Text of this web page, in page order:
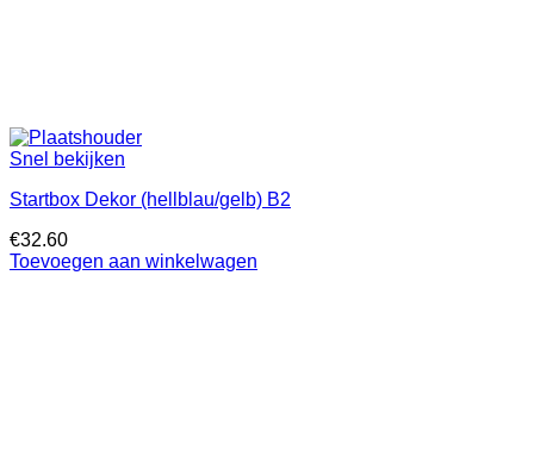
Snel bekijken
Startbox Dekor (hellblau/gelb) B2
€32.60
Toevoegen aan winkelwagen